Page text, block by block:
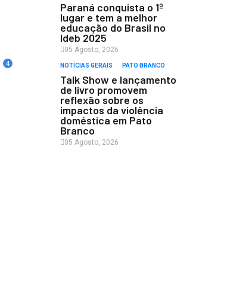
Paraná conquista o 1º
lugar e tem a melhor
educação do Brasil no
Ideb 2025
05 Agosto, 2026
4 NOTÍCIAS GERAIS PATO BRANCO
Talk Show e lançamento
de livro promovem
reflexão sobre os
impactos da violência
doméstica em Pato
Branco
05 Agosto, 2026